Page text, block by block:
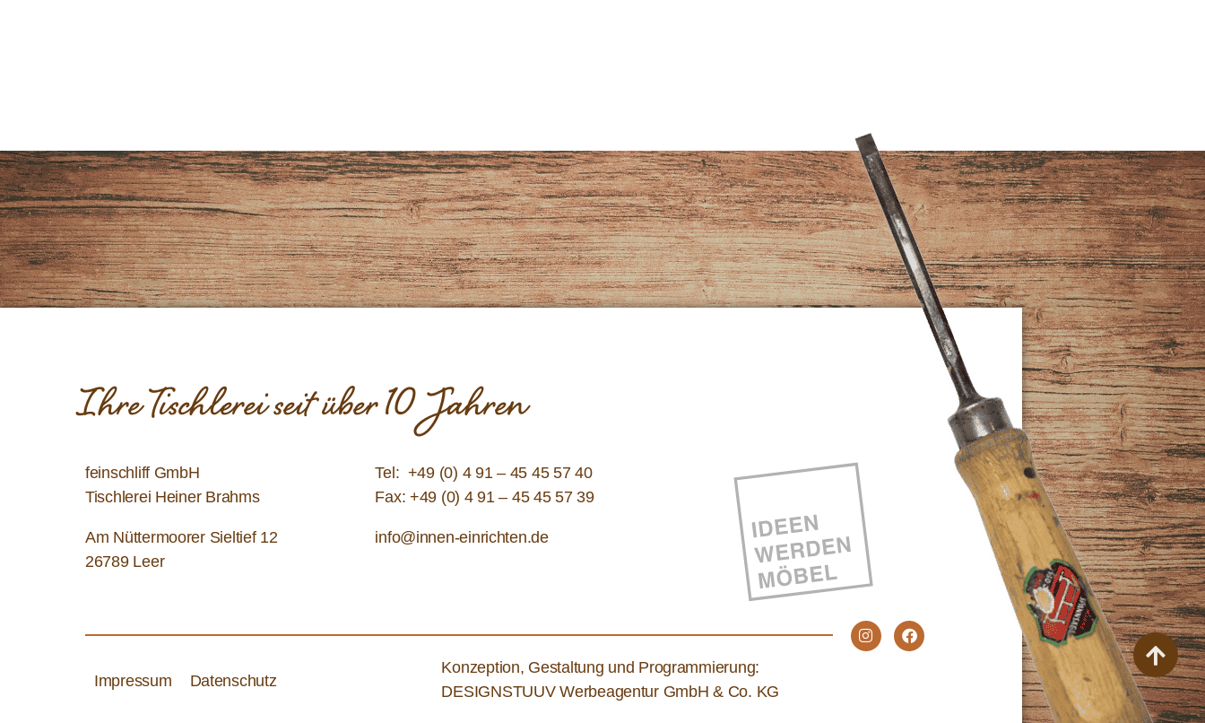
Ihre Tischlerei seit über 10 Jahren
feinschliff GmbH
Tischlerei Heiner Brahms
Am Nüttermoorer Sieltief 12
26789 Leer
Tel: +49 (0) 4 91 – 45 45 57 40
Fax: +49 (0) 4 91 – 45 45 57 39
info@innen-einrichten.de
Impressum Datenschutz
Konzeption, Gestaltung und Programmierung:
DESIGNSTUUV Werbeagentur GmbH & Co. KG